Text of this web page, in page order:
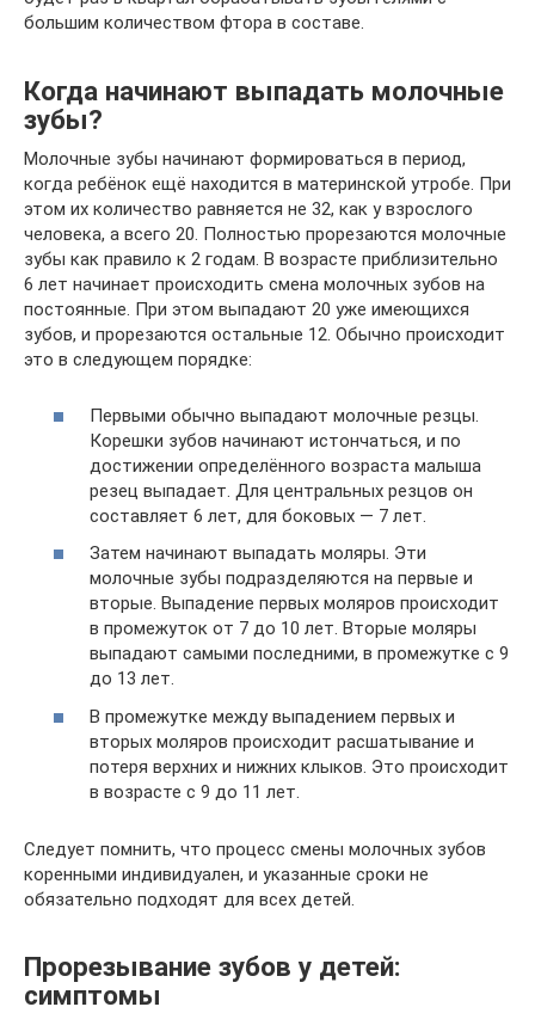
большим количеством фтора в составе.
Когда начинают выпадать молочные
зубы?
Молочные зубы начинают формироваться в период,
когда ребёнок ещё находится в материнской утробе. При
этом их количество равняется не 32, как у взрослого
человека, а всего 20. Полностью прорезаются молочные
зубы как правило к 2 годам. В возрасте приблизительно
6 лет начинает происходить смена молочных зубов на
постоянные. При этом выпадают 20 уже имеющихся
зубов, и прорезаются остальные 12. Обычно происходит
это в следующем порядке:
Первыми обычно выпадают молочные резцы.
Корешки зубов начинают истончаться, и по
достижении определённого возраста малыша
резец выпадает. Для центральных резцов он
составляет 6 лет, для боковых — 7 лет.
Затем начинают выпадать моляры. Эти
молочные зубы подразделяются на первые и
вторые. Выпадение первых моляров происходит
в промежуток от 7 до 10 лет. Вторые моляры
выпадают самыми последними, в промежутке с 9
до 13 лет.
В промежутке между выпадением первых и
вторых моляров происходит расшатывание и
потеря верхних и нижних клыков. Это происходит
в возрасте с 9 до 11 лет.
Следует помнить, что процесс смены молочных зубов
коренными индивидуален, и указанные сроки не
обязательно подходят для всех детей.
Прорезывание зубов у детей:
симптомы